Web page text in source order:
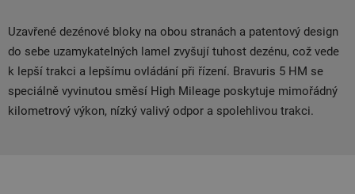
Uzavřené dezénové bloky na obou stranách a patentový design
do sebe uzamykatelných lamel zvyšují tuhost dezénu, což vede
k lepší trakci a lepšímu ovládání při řízení. Bravuris 5 HM se
speciálně vyvinutou směsí High Mileage poskytuje mimořádný
kilometrový výkon, nízký valivý odpor a spolehlivou trakci.